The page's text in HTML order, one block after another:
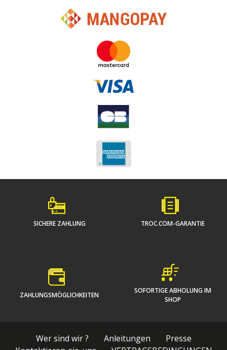
SICHERE ZAHLUNG TROC.COM-GARANTIE
ZAHLUNGSMÖGLICHKEITEN
SOFORTIGE ABHOLUNG IM
SHOP
Wer sind wir ? Anleitungen
Presse